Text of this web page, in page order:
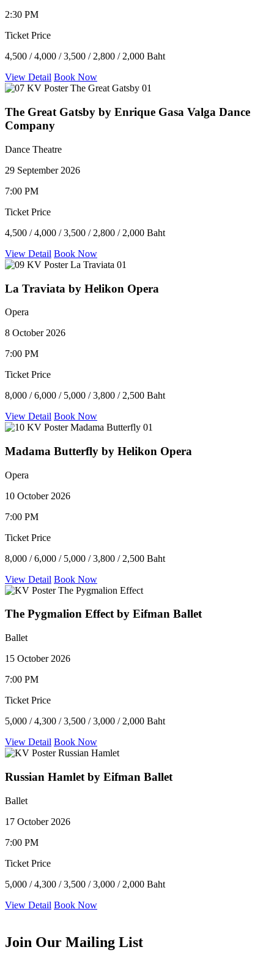
2:30 PM
Ticket Price
4,500 / 4,000 / 3,500 / 2,800 / 2,000 Baht
View Detail Book Now
The Great Gatsby by Enrique Gasa Valga Dance
Company
Dance Theatre
29 September 2026
7:00 PM
Ticket Price
4,500 / 4,000 / 3,500 / 2,800 / 2,000 Baht
View Detail Book Now
La Traviata by Helikon Opera
Opera
8 October 2026
7:00 PM
Ticket Price
8,000 / 6,000 / 5,000 / 3,800 / 2,500 Baht
View Detail Book Now
Madama Butterfly by Helikon Opera
Opera
10 October 2026
7:00 PM
Ticket Price
8,000 / 6,000 / 5,000 / 3,800 / 2,500 Baht
View Detail Book Now
The Pygmalion Effect by Eifman Ballet
Ballet
15 October 2026
7:00 PM
Ticket Price
5,000 / 4,300 / 3,500 / 3,000 / 2,000 Baht
View Detail Book Now
Russian Hamlet by Eifman Ballet
Ballet
17 October 2026
7:00 PM
Ticket Price
5,000 / 4,300 / 3,500 / 3,000 / 2,000 Baht
View Detail Book Now
Join Our Mailing List